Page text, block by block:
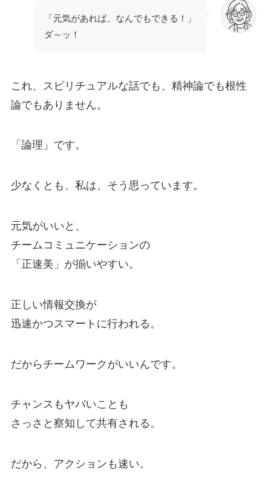
「元気があれば、なんでもできる！」
ダ～ッ！
これ、スピリチュアルな話でも、精神論でも根性
論でもありません。
「論理」です。
少なくとも、私は、そう思っています。
元気がいいと、
チームコミュニケーションの
「正速美」が揃いやすい。
正しい情報交換が
迅速かつスマートに行われる。
だからチームワークがいいんです。
チャンスもヤバいことも
さっさと察知して共有される。
だから、アクションも速い。